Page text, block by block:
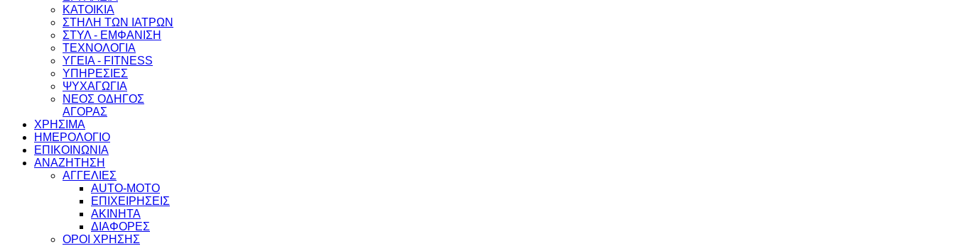
ΚΑΤΟΙΚΙΑ
ΣΤΗΛΗ ΤΩΝ ΙΑΤΡΩΝ
ΣΤΥΛ - ΕΜΦΑΝΙΣΗ
ΤΕΧΝΟΛΟΓΙΑ
ΥΓΕΙΑ - FITNESS
ΥΠΗΡΕΣΙΕΣ
ΨΥΧΑΓΩΓΙΑ
ΝΕΟΣ ΟΔΗΓΟΣ
ΑΓΟΡΑΣ
ΧΡΗΣΙΜΑ
ΗΜΕΡΟΛΟΓΙΟ
ΕΠΙΚΟΙΝΩΝΙΑ
ΑΝΑΖΗΤΗΣΗ
ΑΓΓΕΛΙΕΣ
AUTO-MOTO
ΕΠΙΧΕΙΡΗΣΕΙΣ
ΑΚΙΝΗΤΑ
ΔΙΑΦΟΡΕΣ
ΟΡΟΙ ΧΡΗΣΗΣ